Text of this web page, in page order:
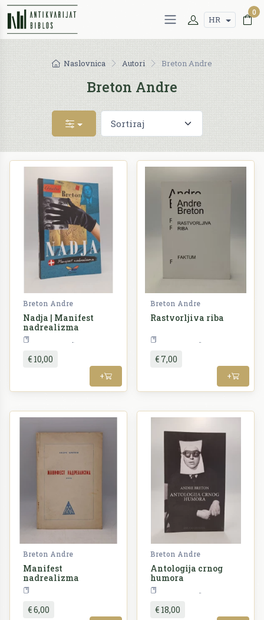
HR
0
Naslovnica Autori Breton Andre
Breton Andre
Breton Andre
Nadja | Manifest
nadrealizma
€ 10,00
+
Breton Andre
Rastvorljiva riba
€ 7,00
+
Breton Andre
Manifest
nadrealizma
Teorija i povijest književnosti
€ 6,00
Breton Andre
Antologija crnog
humora
€ 18,00